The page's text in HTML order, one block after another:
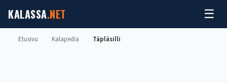
sisältöön
KALASSA.NET ☰
Etusivu Kalapedia Täpläsilli